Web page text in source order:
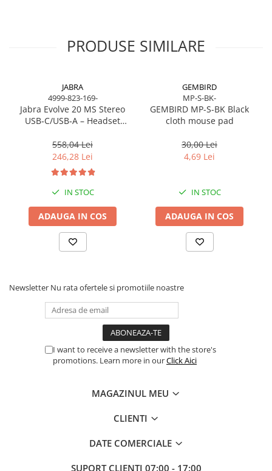
Camere Foto & Sisteme Optice
Caști Business
Căști Gaming & Consumer
Display & signage
Ecrane Digital Signage
Ecrane Touchscreen Digital Signage
Proiectoare
Proiectoare Business
Proiectoare Consumer
Plăci video
Plăci Video Gaming & Consumer
Procesoare
Procesoare Desktop
PRODUSE SIMILARE
JABRA
4999-823-169-
Jabra Evolve 20 MS Stereo
USB‑C/USB‑A – Headset
Certified
558,04 Lei
246,28 Lei
IN STOC
ADAUGA IN COS
GEMBIRD
MP-S-BK-
GEMBIRD MP-S-BK Black
cloth mouse pad
30,00 Lei
4,69 Lei
IN STOC
ADAUGA IN COS
Newsletter Nu rata ofertele si promotiile noastre
I want to receive a newsletter with the store's
promotions. Learn more in ourClick Aici
MAGAZINUL MEU
CLIENTI
DATE COMERCIALE
SUPORT CLIENTI 07:00 - 17:00